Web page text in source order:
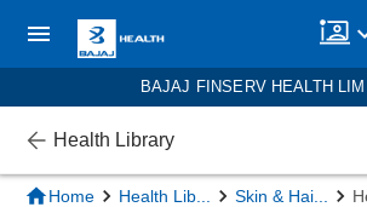
BAJAJ FINSERV HEALTH
Health Library
Home Health Lib Skin & Hai